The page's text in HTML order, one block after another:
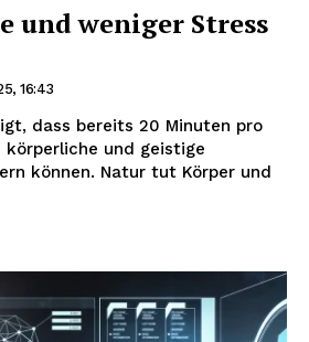
und weniger Stress
16:43
dass bereits 20 Minuten pro
körperliche und geistige
tut Körper und